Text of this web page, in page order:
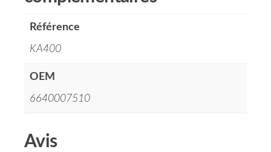
Référence
KA400
OEM
6640007510
Avis